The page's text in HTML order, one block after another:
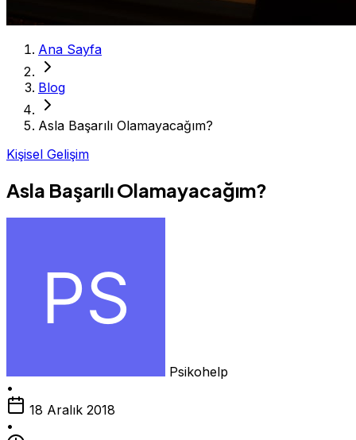
Ana Sayfa
Blog
Asla Başarılı Olamayacağım?
Kişisel Gelişim
Asla Başarılı Olamayacağım?
Psikohelp
•
18 Aralık 2018
•